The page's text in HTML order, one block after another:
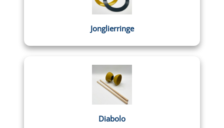
Jonglierringe
Diabolo